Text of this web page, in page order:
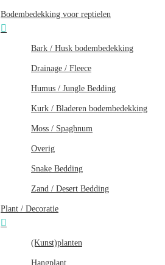
Bodembedekking voor reptielen
Bark / Husk bodembedekking
Drainage / Fleece
Humus / Jungle Bedding
Kurk / Bladeren bodembedekking
Moss / Spaghnum
Overig
Snake Bedding
Zand / Desert Bedding
Plant / Decoratie
(Kunst)planten
Hangplant